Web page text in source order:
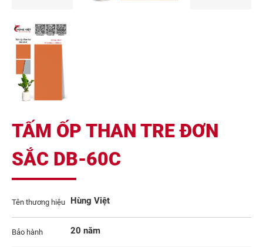
TẤM ỐP THAN TRE ĐƠN
SẮC DB-60C
Tên thương hiệu Hùng Việt
Bảo hành 20 năm